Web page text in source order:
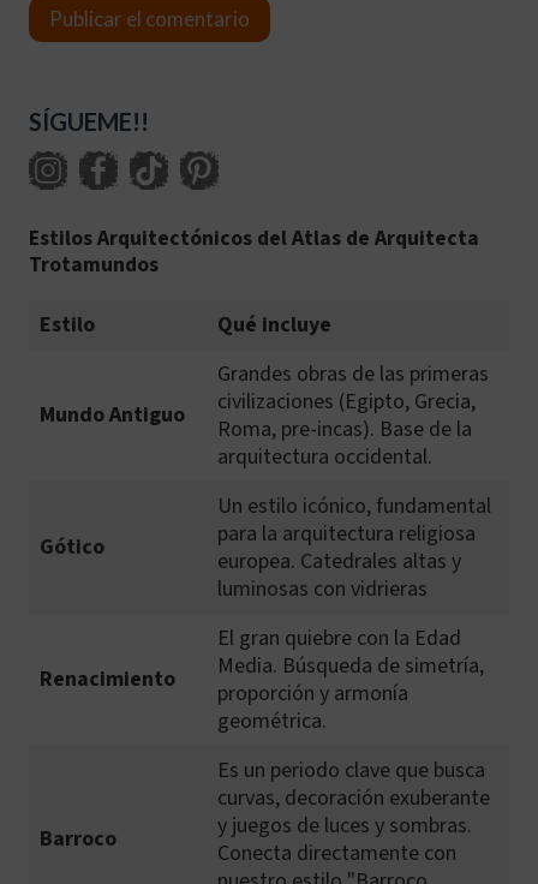
SÍGUEME!!
Estilos Arquitectónicos del Atlas de Arquitecta
Trotamundos
Estilo
Qué incluye
Mundo Antiguo
Grandes obras de las primeras
civilizaciones (Egipto, Grecia,
Roma, pre-incas). Base de la
arquitectura occidental.
Gótico
Un estilo icónico, fundamental
para la arquitectura religiosa
europea. Catedrales altas y
luminosas con vidrieras
Renacimiento
El gran quiebre con la Edad
Media. Búsqueda de simetría,
proporción y armonía
geométrica.
Barroco
Es un periodo clave que busca
curvas, decoración exuberante
y juegos de luces y sombras.
Conecta directamente con